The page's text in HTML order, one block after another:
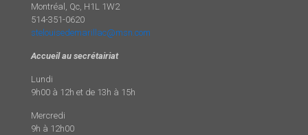
Montréal, Qc, H1L 1W2
514-351-0620
stelouisedemarillac@msn.com
Accueil au secrétairiat
Lundi
9h00 à 12h et de 13h à 15h
Mercredi
9h à 12h00